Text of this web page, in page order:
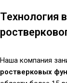
Технология
Наша компания
ростверковых